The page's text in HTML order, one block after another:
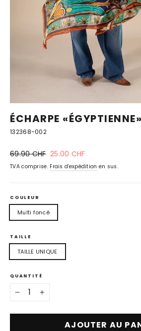
ÉCHARPE «ÉGYPTIENNE»
132368-002
Prix
69.90 CHF prix
25.00 CHF
TVA comprise. Frais d'expédition en sus.
COULEUR
Multi foncé
TAILLE
TAILLE UNIQUE
QUANTITÉ
+
AJOUTER AU